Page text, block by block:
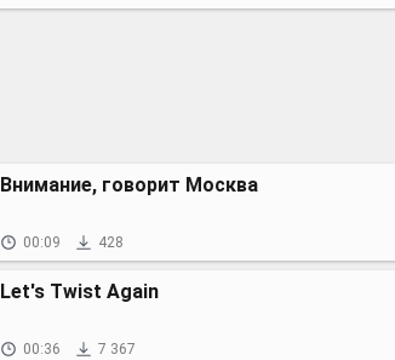
Внимание, говорит Москва
00:09 428
Let's Twist Again
00:36 7 367